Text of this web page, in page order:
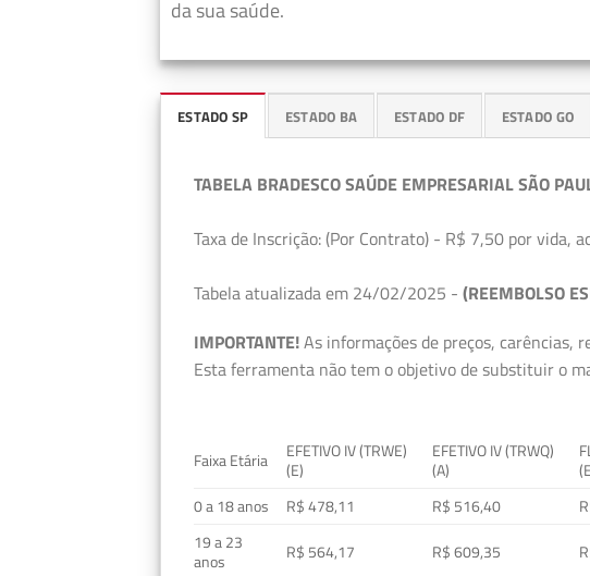
da sua saúde.
ESTADO SP ESTADO BA ESTADO DF ESTADO GO
TABELA BRADESCO SAÚDE EMPRESARIAL SÃO
Taxa de Inscrição: (Por Contrato) - R$ 7,50 por vida,
Tabela atualizada em 24/02/2025 - (REEMBOLSO
IMPORTANTE!As informações de preços, carências,
Esta ferramenta não tem o objetivo de substituir o
Faixa Etária
EFETIVO IV (TRWE)
(E)
EFETIVO IV (TRWQ)
(A)
0 a 18 anos
R$ 478,11 R$ 516,40
19 a 23
anos
R$ 564,17 R$ 609,35